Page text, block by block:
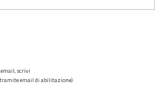
scrivi
email di abilitazione)